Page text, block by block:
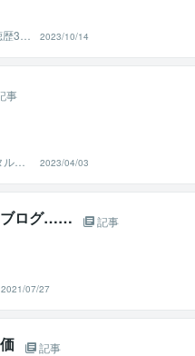
30
る
2023/10/14
事
ト
ロ
2023/04/03
ブログ……
記事
2021/07/27
記事